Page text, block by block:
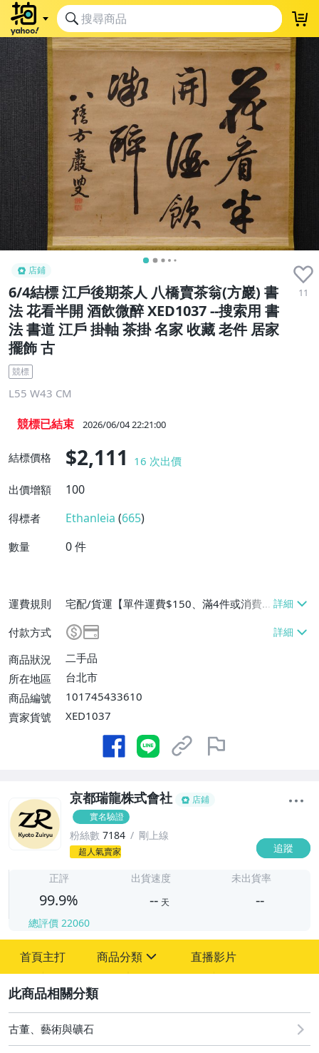
店鋪
6/4結標 江戶後期茶人 八橋賣茶翁(方巖) 書
法 花看半開 酒飲微醉 XED1037 --搜索用 書
法 書道 江戶 掛軸 茶掛 名家 收藏 老件 居家
擺飾 古
11
競標
L55 W43 CM
競標已結束 2026/06/04 22:21:00
結標價格 $2,111 16 次出價
出價增額
100
得標者 Ethanleia (665)
數量 0件
運費規則
宅配/貨運【單件運費$150、滿4件或消費
【免運費】、離島配送【單件運費$150、
滿4件或消費滿$30000免運費】
付款方式
商品狀況
二手品
所在地區
台北市
商品編號
101745433610
賣家貨號
XED1037
京都瑞龍株式會社
店鋪
實名驗證
粉絲數 7184 剛上線
超人氣賣家 追蹤
-
正評
99.9%
總評價 22060
出貨速度
-- 天
未出貨率
--
首頁主打 商品分類
高價貴重品
直播影片
古董、藝術與礦石